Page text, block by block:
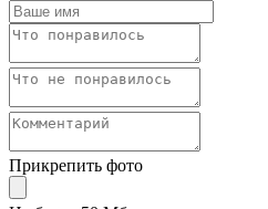
Прикрепить фото